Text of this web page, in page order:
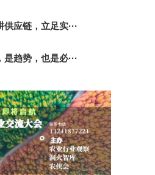
应链，立足实···
趋势，也是必···